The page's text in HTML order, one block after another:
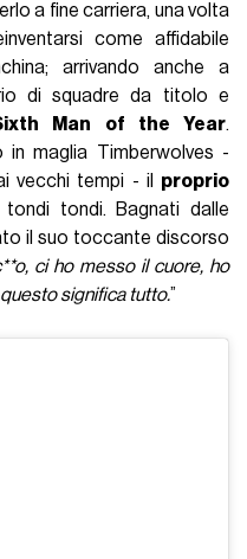
a fine carriera, una volta
come affidabile
arrivando anche a
di squadre da titolo e
Man of the Year.
in maglia Timberwolves -
vecchi tempi - il proprio
tondi tondi. Bagnati dalle
il suo toccante discorso
ci ho messo il cuore, ho
significa tutto.”